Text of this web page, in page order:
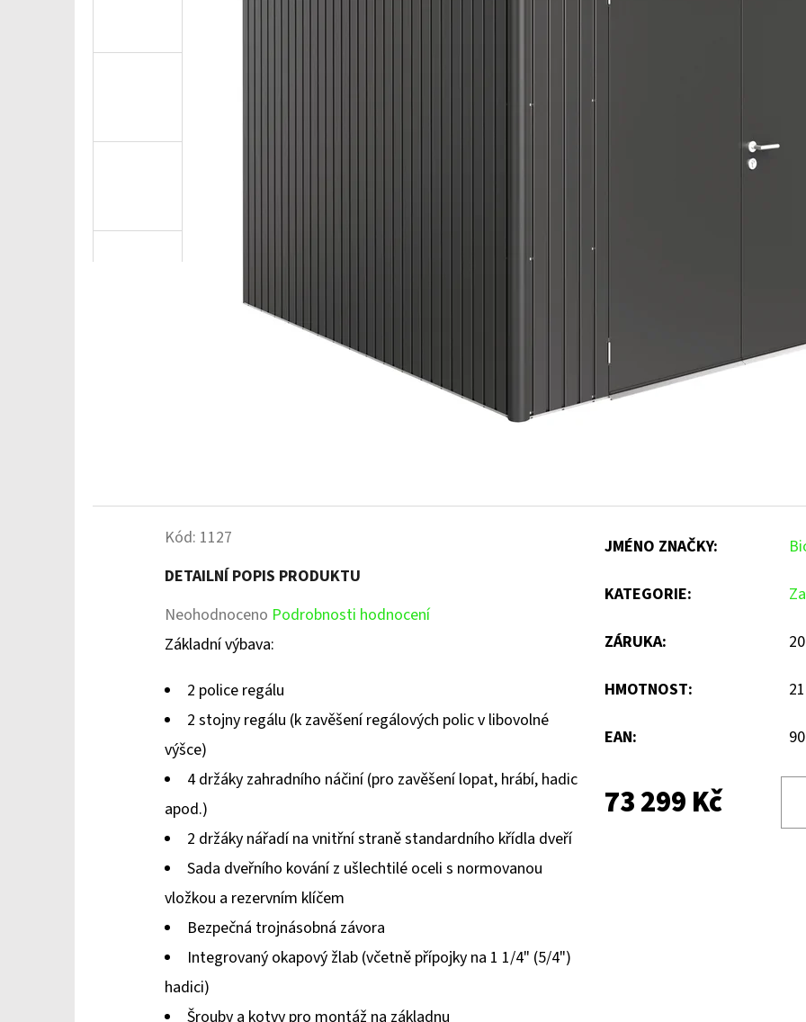
Kód: 1127
DETAILNÍ POPIS PRODUKTU
Průměrné
hodnocení
hvězdiček.
Neohodnoceno Podrobnosti hodnocení
Základní výbava:
2 police regálu
2 stojny regálu (k zavěšení regálových polic v libovolné
výšce)
4 držáky zahradního náčiní (pro zavěšení lopat, hrábí, hadic
apod.)
2 držáky nářadí na vnitřní straně standardního křídla dveří
Sada dveřního kování z ušlechtilé oceli s normovanou
vložkou a rezervním klíčem
Bezpečná trojnásobná závora
Integrovaný okapový žlab (včetně přípojky na 1 1/4" (5/4")
hadici)
Šrouby a kotvy pro montáž na základnu
JMÉNO ZNAČKY:
KATEGORIE:
ZÁRUKA:
HMOTNOST:
EAN:
73 299 Kč